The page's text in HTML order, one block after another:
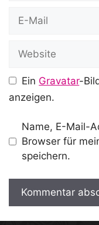
Mail
Ein Gravatar-
anzeigen.
Name, E-Mail-
Browser für
speichern.
A